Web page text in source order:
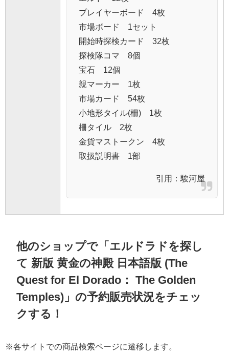
プレイヤーボード 4枚
市場ボード 1セット
開始時探検カード 32枚
探検隊コマ 8個
宝石 12個
親マーカー 1枚
市場カード 54枚
小地形タイル(柵) 1枚
柵タイル 2枚
金貨マストークン 4枚
取扱説明書 1部
引用： 駿河屋
他のショップで「エルドラドを探し
て 新版 黄金の神殿 日本語版 (The
Quest for El Dorado： The Golden
Temples)」の予約販売状況をチェッ
クする！
※各サイトでの商品検索ページに遷移します。